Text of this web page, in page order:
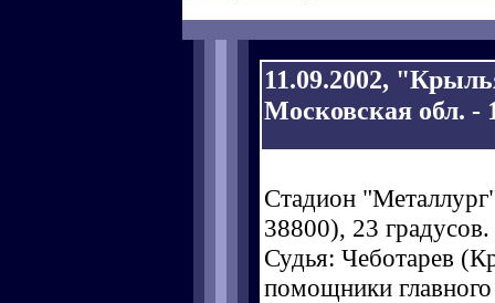
11.09.2002,
Московская обл. -
Стадион
38800), 23 градусов.
Судья: Чеботарев
помощники